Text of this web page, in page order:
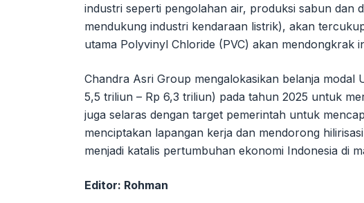
industri seperti pengolahan air, produksi sabun dan
mendukung industri kendaraan listrik), akan
utama Polyvinyl Chloride (PVC) akan mendongkrak
Chandra Asri Group mengalokasikan belanja modal
5,5 triliun – Rp 6,3 triliun) pada tahun 2025 untuk
juga selaras dengan target pemerintah untuk
menciptakan lapangan kerja dan mendorong
menjadi katalis pertumbuhan ekonomi Indonesia di
Editor: Rohman